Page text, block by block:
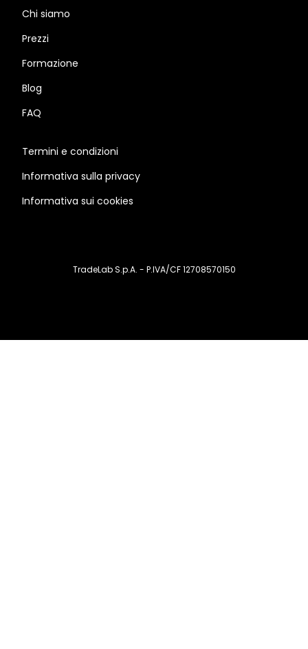
Chi siamo
Prezzi
Formazione
Blog
FAQ
Termini e condizioni
Informativa sulla privacy
Informativa sui cookies
TradeLab S.p.A. - P.IVA/CF 12708570150